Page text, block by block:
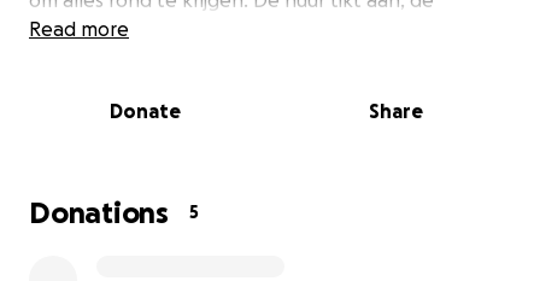
boodschappen worden duurder en laat ik maar niet
mysterieuze koelkastgeuren).
mijn hoofd erbij. Maar zelfs met alles wat ik doe,
Read more
Donate Share
Donations 5